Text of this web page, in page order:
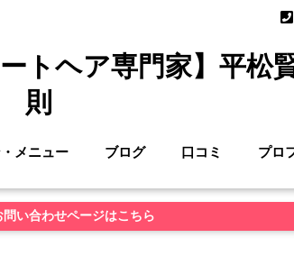
トヘア専門家】平松
則
メニュー ブログ 口コミ プロ
い合わせページはこちら